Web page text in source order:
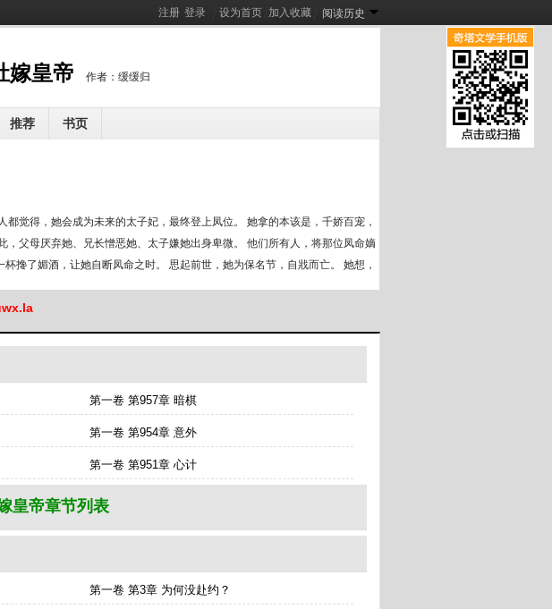
嫁皇帝 作者：缓缓归
推荐 书页
觉得，她会成为未来的太子妃，最终登上凤位。 她拿的本该是，千娇百宠，
父母厌弃她、兄长憎恶她、太子嫌她出身卑微。 他们所有人，将那位凤命嫡
搀了媚酒，让她自断凤命之时。 思起前世，她为保名节，自戕而亡。 她想，
谁，还不滚下去！ 锦宁：求陛下……疼我。 皇帝：…… 一夜春情，皇帝准备好
第一卷 第957章 暗棋
第一卷 第954章 意外
第一卷 第951章 心计
皇帝章节列表
第一卷 第3章 为何没赴约？
注册 登录 设为首页 加入收藏 阅读历史